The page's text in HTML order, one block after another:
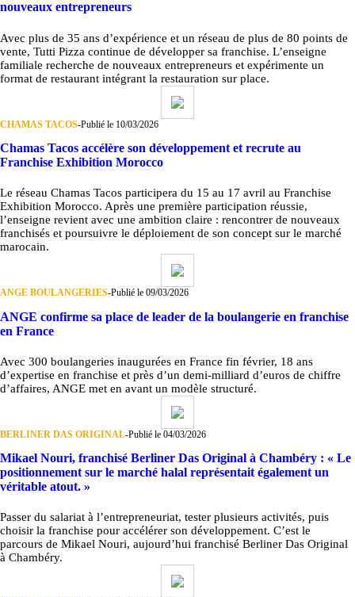
nouveaux entrepreneurs
Avec plus de 35 ans d’expérience et un réseau de plus de 80 points de
vente, Tutti Pizza continue de développer sa franchise. L’enseigne
familiale recherche de nouveaux entrepreneurs et expérimente un
format de restaurant intégrant la restauration sur place.
CHAMAS TACOS-Publié le 10/03/2026
Chamas Tacos accélère son développement et recrute au
Franchise Exhibition Morocco
Le réseau Chamas Tacos participera du 15 au 17 avril au Franchise
Exhibition Morocco. Après une première participation réussie,
l’enseigne revient avec une ambition claire : rencontrer de nouveaux
franchisés et poursuivre le déploiement de son concept sur le marché
marocain.
ANGE BOULANGERIES-Publié le 09/03/2026
ANGE confirme sa place de leader de la boulangerie en franchise
en France
Avec 300 boulangeries inaugurées en France fin février, 18 ans
d’expertise en franchise et près d’un demi-milliard d’euros de chiffre
d’affaires, ANGE met en avant un modèle structuré.
BERLINER DAS ORIGINAL-Publié le 04/03/2026
Mikael Nouri, franchisé Berliner Das Original à Chambéry : « Le
positionnement sur le marché halal représentait également un
véritable atout. »
Passer du salariat à l’entrepreneuriat, tester plusieurs activités, puis
choisir la franchise pour accélérer son développement. C’est le
parcours de Mikael Nouri, aujourd’hui franchisé Berliner Das Original
à Chambéry.